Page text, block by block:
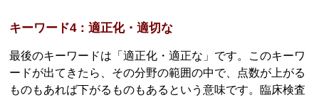
キーワード4：適正化・適切な
最後のキーワードは「適正化・適正な」です。このキーワ
ードが出てきたら、その分野の範囲の中で、点数が上がる
ものもあれば下がるものもあるという意味です。臨床検査